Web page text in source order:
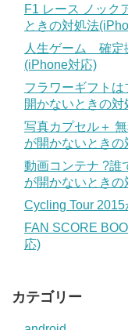
F1 レース ノック
ときの対処法
人生ゲーム 確定
(iPhone対応)
フラワーギフト
開かないときの
写真カプセル＋
が開かないとき
動画コンテナ ?誰
が開かないとき
Cycling Tour
FAN SCORE
応)
カテゴリー